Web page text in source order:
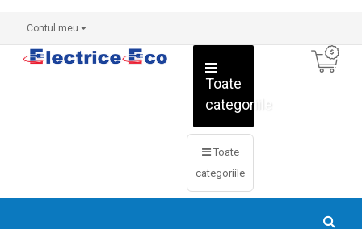
Contul meu
Toate
categoriile
Toate
categoriile